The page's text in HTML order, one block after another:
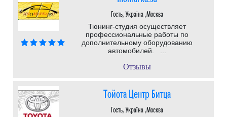
Гость, Україна ,Москва
Тюнинг-студия осуществляет
профессиональные работы по
дополнительному оборудованию
автомобилей. ...
Отзывы
Тойота Центр Битца
Гость, Україна ,Москва